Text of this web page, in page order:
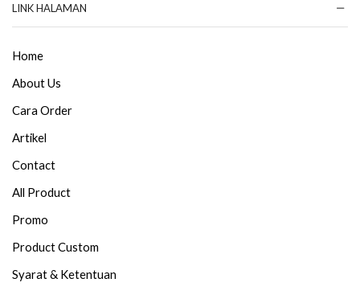
LINK HALAMAN
Home
About Us
Cara Order
Artikel
Contact
All Product
Promo
Product Custom
Syarat & Ketentuan